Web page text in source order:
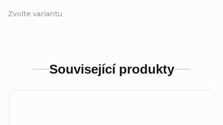
Zvolte variantu
Související produkty